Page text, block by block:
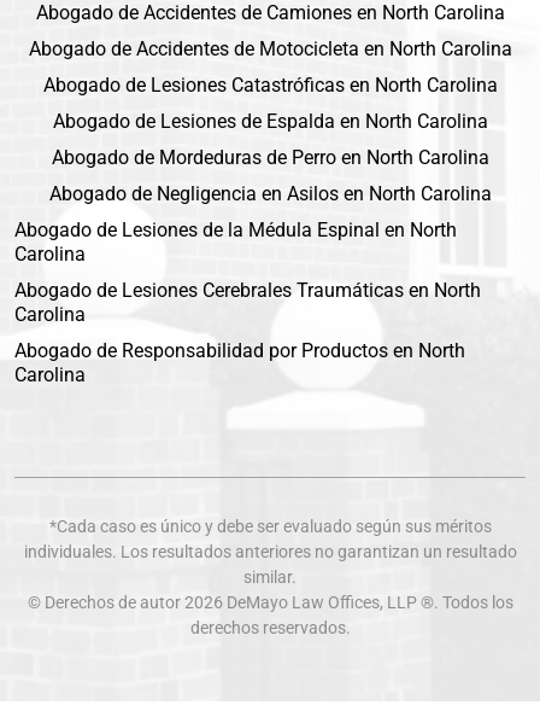
Abogado de Accidentes de Camiones en North Carolina
Abogado de Accidentes de Motocicleta en North Carolina
Abogado de Lesiones Catastróficas en North Carolina
Abogado de Lesiones de Espalda en North Carolina
Abogado de Mordeduras de Perro en North Carolina
Abogado de Negligencia en Asilos en North Carolina
Abogado de Lesiones de la Médula Espinal en North
Carolina
Abogado de Lesiones Cerebrales Traumáticas en North
Carolina
Abogado de Responsabilidad por Productos en North
Carolina
*Cada caso es único y debe ser evaluado según sus méritos
individuales. Los resultados anteriores no garantizan un resultado
similar.
© Derechos de autor 2026 DeMayo Law Offices, LLP ®. Todos los
derechos reservados.